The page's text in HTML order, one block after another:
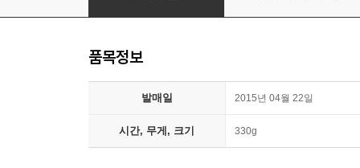
품목정보
발매일 2015년 04월 22일
시간, 무게, 크기 330g